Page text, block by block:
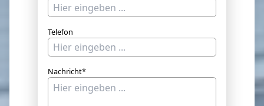
Telefon
Nachricht*